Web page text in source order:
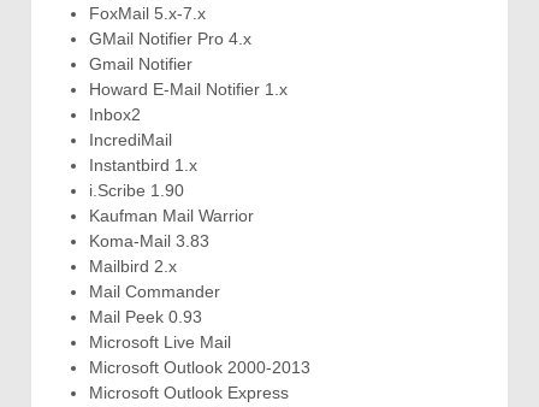
FoxMail 5.x-7.x
GMail Notifier Pro 4.x
Gmail Notifier
Howard E-Mail Notifier 1.x
Inbox2
IncrediMail
Instantbird 1.x
i.Scribe 1.90
Kaufman Mail Warrior
Koma-Mail 3.83
Mailbird 2.x
Mail Commander
Mail Peek 0.93
Microsoft Live Mail
Microsoft Outlook 2000-2013
Microsoft Outlook Express